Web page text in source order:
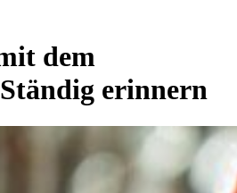
dem
Ständig erinnern